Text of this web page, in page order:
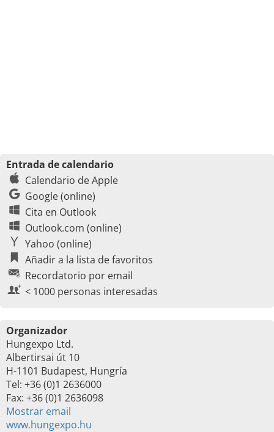
Entrada de calendario
Calendario de Apple
Google (online)
Cita en Outlook
Outlook.com (online)
Yahoo (online)
Añadir a la lista de favoritos
Recordatorio por email
< 1000 personas interesadas
Organizador
Hungexpo Ltd.
Albertirsai út 10
H-1101 Budapest, Hungría
Tel: +36 (0)1 2636000
Fax: +36 (0)1 2636098
Mostrar email
www.hungexpo.hu